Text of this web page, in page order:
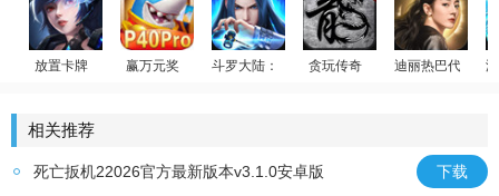
放置卡牌
赢万元奖
斗罗大陆：武魂觉醒贪玩传奇
迪丽热巴代言
相关推荐
死亡扳机22026官方最新版本v3.1.0安卓版 下载